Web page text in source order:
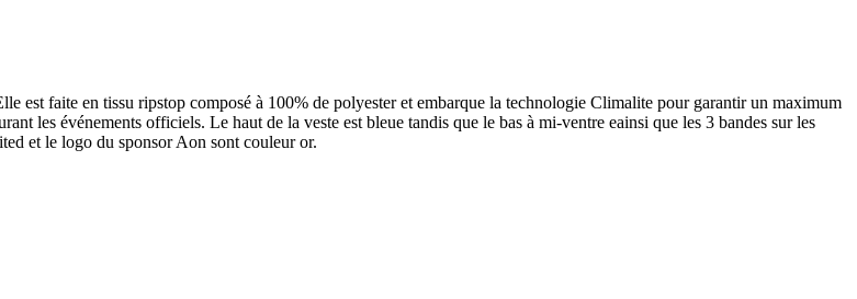
est faite en tissu ripstop composé à 100% de polyester et embarque la technologie Climalite pour garantir un maximum
les événements officiels. Le haut de la veste est bleue tandis que le bas à mi-ventre eainsi que les 3 bandes sur les
et le logo du sponsor Aon sont couleur or.